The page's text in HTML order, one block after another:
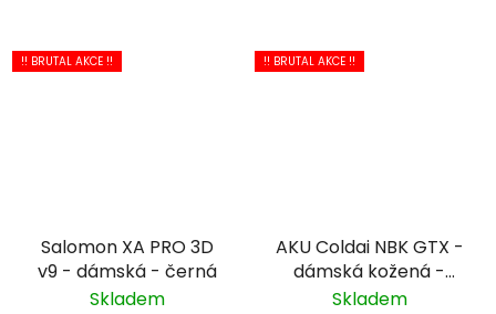
!! BRUTAL AKCE !!
Salomon XA PRO 3D
v9 - dámská - černá
Skladem
!! BRUTAL AKCE !!
AKU Coldai NBK GTX -
dámská kožená -
černá
Skladem